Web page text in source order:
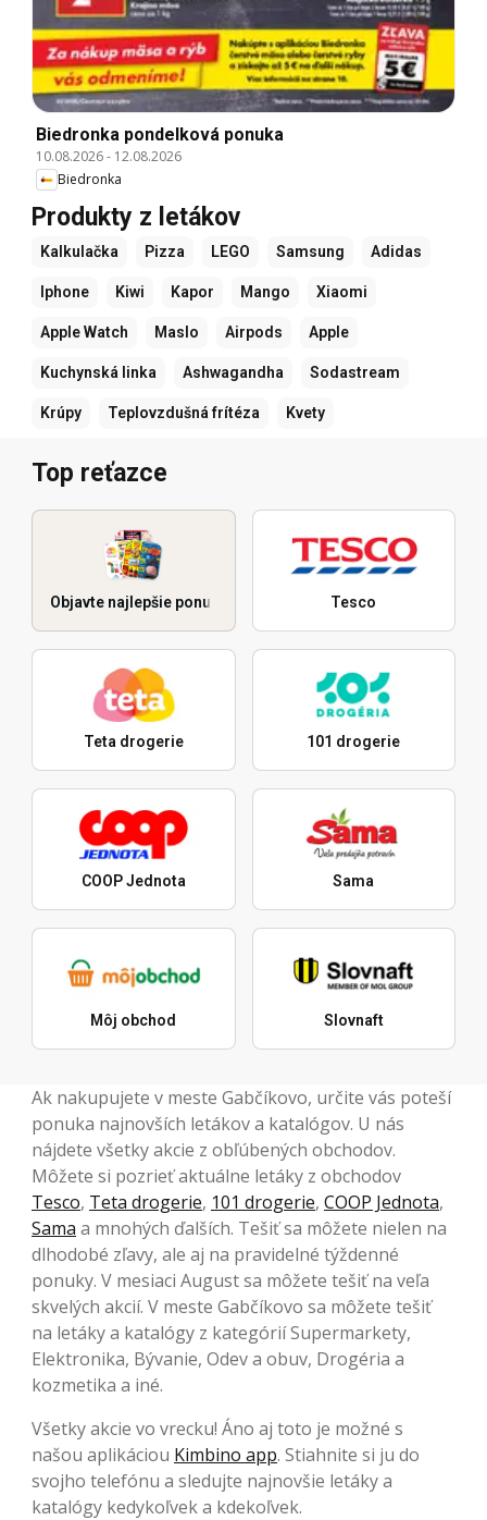
Biedronka pondelková ponuka
10.08.2026- 12.08.2026
Biedronka
Produkty z letákov
Kalkulačka Pizza LEGO Samsung Adidas
Iphone Kiwi Kapor Mango Xiaomi
Apple Watch Maslo Airpods Apple
Kuchynská linka Ashwagandha Sodastream
Krúpy Teplovzdušná frítéza Kvety
Top reťazce
Objavte najlepšie ponuky Tesco
Teta drogerie 101 drogerie
COOP Jednota Sama
Môj obchod Slovnaft
Ak nakupujete v meste Gabčíkovo, určite vás poteší
ponuka najnovších letákov a katalógov. U nás
nájdete všetky akcie z obľúbených obchodov.
Môžete si pozrieť aktuálne letáky z obchodov
Tesco, Teta drogerie, 101 drogerie, COOP Jednota,
Sama a mnohých ďalších. Tešiť sa môžete nielen na
dlhodobé zľavy, ale aj na pravidelné týždenné
ponuky. V mesiaci August sa môžete tešiť na veľa
skvelých akcií. V meste Gabčíkovo sa môžete tešiť
na letáky a katalógy z kategórií Supermarkety,
Elektronika, Bývanie, Odev a obuv, Drogéria a
kozmetika a iné.
Všetky akcie vo vrecku! Áno aj toto je možné s
našou aplikáciou Kimbino app. Stiahnite si ju do
svojho telefónu a sledujte najnovšie letáky a
katalógy kedykoľvek a kdekoľvek.